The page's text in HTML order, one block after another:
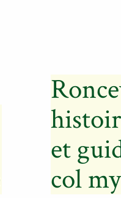
et
col